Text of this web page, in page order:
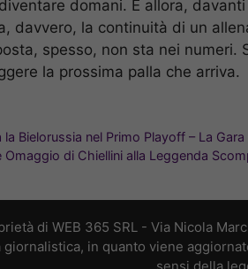
domani. E allora,
davvero, la continuità di un
spesso, non sta nei numeri.
la prossima palla che arriva.
la Bielorussia nel Primo Playoff – La
di Chiellini alla Leggenda
di WEB 365 SRL - Via Nicola
in quanto viene
sensi della